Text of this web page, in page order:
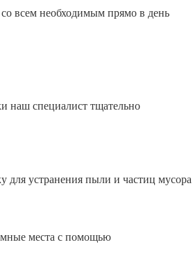
всем необходимым прямо в день
наш специалист тщательно
для устранения пыли и частиц мусора
места с помощью